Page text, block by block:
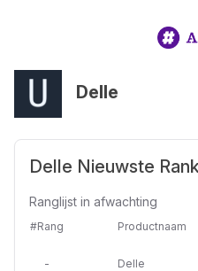
Delle
Delle Nieuwste
Ranglijst in afwachting
#Rang Productnaam
- Delle